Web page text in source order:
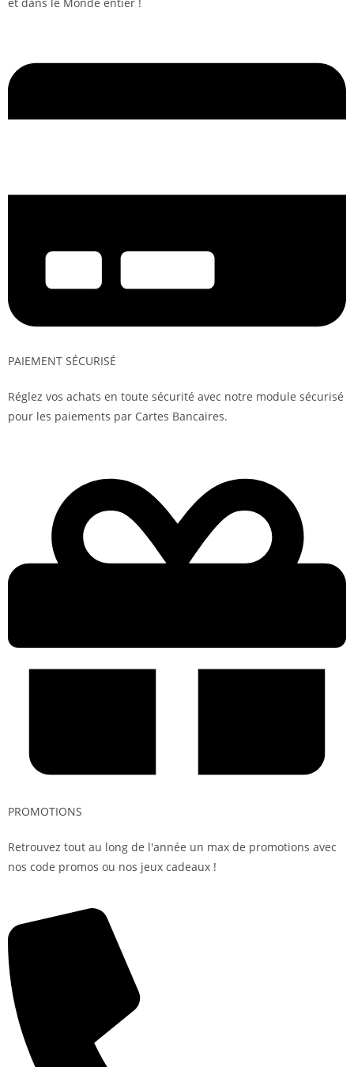
et dans le Monde entier !
PAIEMENT SÉCURISÉ
Réglez vos achats en toute sécurité avec notre module sécurisé
pour les paiements par Cartes Bancaires.
PROMOTIONS
Retrouvez tout au long de l'année un max de promotions avec
nos code promos ou nos jeux cadeaux !